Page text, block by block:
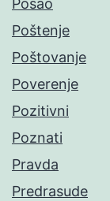
Posao
Poštenje
Poštovanje
Poverenje
Pozitivni
Poznati
Pravda
Predrasude